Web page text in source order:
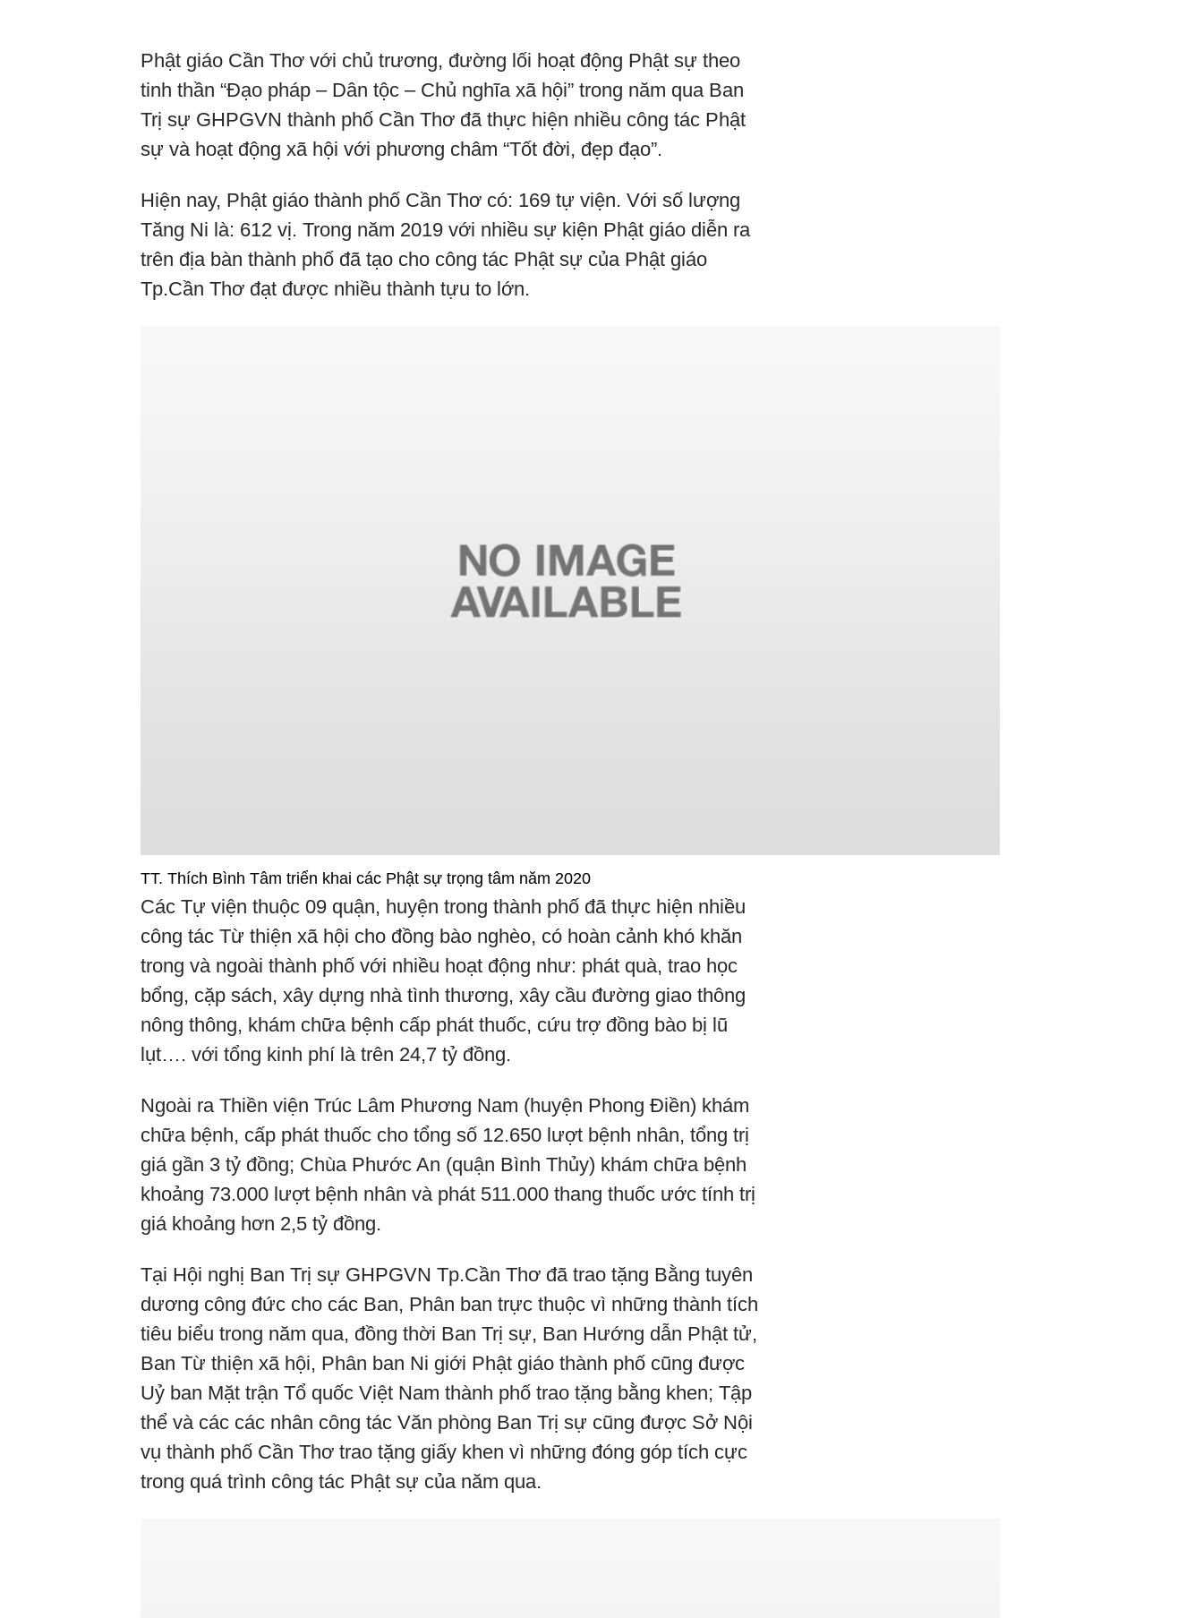
Phật giáo Cần Thơ với chủ trương, đường lối hoạt động Phật sự theo
tinh thần “Đạo pháp – Dân tộc – Chủ nghĩa xã hội” trong năm qua Ban
Trị sự GHPGVN thành phố Cần Thơ đã thực hiện nhiều công tác Phật
sự và hoạt động xã hội với phương châm “Tốt đời, đẹp đạo”.
Hiện nay, Phật giáo thành phố Cần Thơ có: 169 tự viện. Với số lượng
Tăng Ni là: 612 vị. Trong năm 2019 với nhiều sự kiện Phật giáo diễn ra
trên địa bàn thành phố đã tạo cho công tác Phật sự của Phật giáo
Tp.Cần Thơ đạt được nhiều thành tựu to lớn.
TT. Thích Bình Tâm triển khai các Phật sự trọng tâm năm 2020
Các Tự viện thuộc 09 quận, huyện trong thành phố đã thực hiện nhiều
công tác Từ thiện xã hội cho đồng bào nghèo, có hoàn cảnh khó khăn
trong và ngoài thành phố với nhiều hoạt động như: phát quà, trao học
bổng, cặp sách, xây dựng nhà tình thương, xây cầu đường giao thông
nông thông, khám chữa bệnh cấp phát thuốc, cứu trợ đồng bào bị lũ
lụt…. với tổng kinh phí là trên 24,7 tỷ đồng.
Ngoài ra Thiền viện Trúc Lâm Phương Nam (huyện Phong Điền) khám
chữa bệnh, cấp phát thuốc cho tổng số 12.650 lượt bệnh nhân, tổng trị
giá gần 3 tỷ đồng; Chùa Phước An (quận Bình Thủy) khám chữa bệnh
khoảng 73.000 lượt bệnh nhân và phát 511.000 thang thuốc ước tính trị
giá khoảng hơn 2,5 tỷ đồng.
Tại Hội nghị Ban Trị sự GHPGVN Tp.Cần Thơ đã trao tặng Bằng tuyên
dương công đức cho các Ban, Phân ban trực thuộc vì những thành tích
tiêu biểu trong năm qua, đồng thời Ban Trị sự, Ban Hướng dẫn Phật tử,
Ban Từ thiện xã hội, Phân ban Ni giới Phật giáo thành phố cũng được
Uỷ ban Mặt trận Tổ quốc Việt Nam thành phố trao tặng bằng khen; Tập
thể và các các nhân công tác Văn phòng Ban Trị sự cũng được Sở Nội
vụ thành phố Cần Thơ trao tặng giấy khen vì những đóng góp tích cực
trong quá trình công tác Phật sự của năm qua.